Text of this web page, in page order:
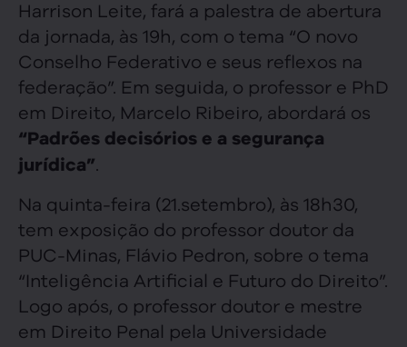
Harrison Leite, fará a palestra de abertura
da jornada, às 19h, com o tema “O novo
Conselho Federativo e seus reflexos na
federação”. Em seguida, o professor e PhD
em Direito, Marcelo Ribeiro, abordará os
“Padrões decisórios e a segurança
jurídica”.
Na quinta-feira (21.setembro), às 18h30,
tem exposição do professor doutor da
PUC-Minas, Flávio Pedron, sobre o tema
“Inteligência Artificial e Futuro do Direito”.
Logo após, o professor doutor e mestre
em Direito Penal pela Universidade